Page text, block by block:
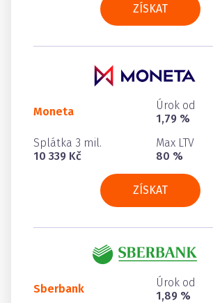
ZÍSKAT
Moneta
Úrok od
1,79 %
Splátka 3 mil.
10 339 Kč
Max LTV
80 %
ZÍSKAT
Sberbank
Úrok od
1,89 %